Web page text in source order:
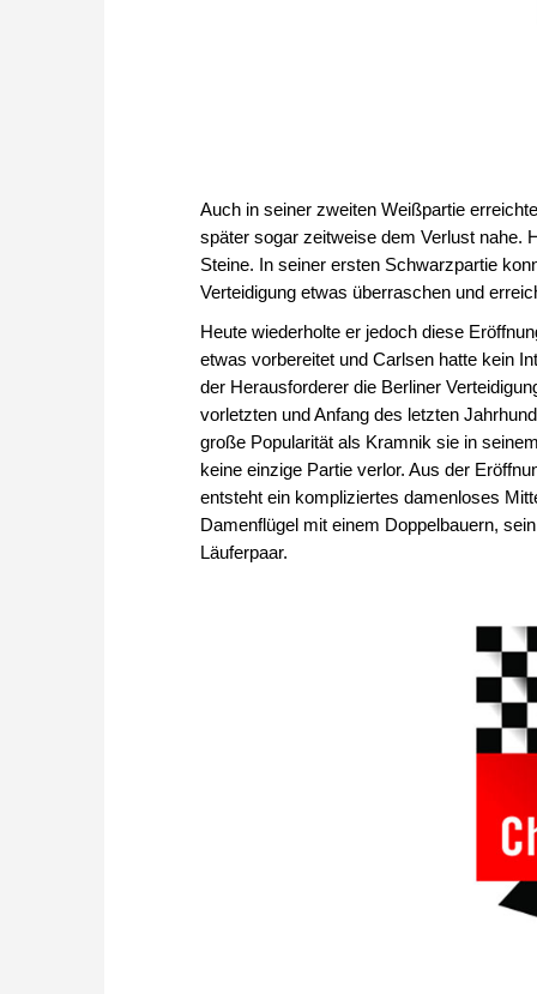
Auch in seiner zweiten Weißpartie
später sogar zeitweise dem Verlust nahe.
Steine. In seiner ersten Schwarzpartie
Verteidigung etwas überraschen und
Heute wiederholte er jedoch diese
etwas vorbereitet und Carlsen hatte kein
der Herausforderer die Berliner
vorletzten und Anfang des letzten
große Popularität als Kramnik sie in
keine einzige Partie verlor. Aus der
entsteht ein kompliziertes damenloses
Damenflügel mit einem Doppelbauern,
Läuferpaar.